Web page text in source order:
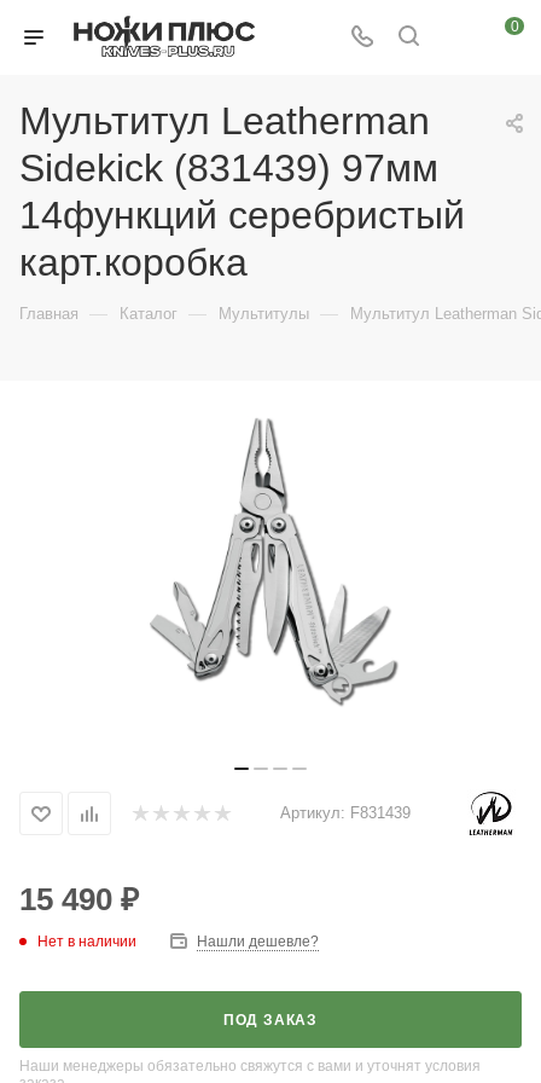
0
Мультитул Leatherman
Sidekick (831439) 97мм
14функций серебристый
карт.коробка
Главная — Каталог — Мультитулы — Мультитул Leatherman
Артикул: F831439
15 490 ₽
Нет в наличии Нашли дешевле?
ПОД ЗАКАЗ
Наши менеджеры обязательно свяжутся с вами и уточнят условия